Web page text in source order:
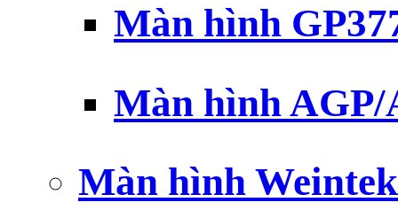
Màn hình
Màn hình AGP/
Màn hình